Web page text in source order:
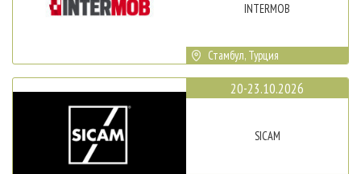
INTERMOB
Стамбул, Турция
20-23.10.2026
SICAM